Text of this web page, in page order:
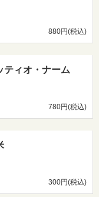
880円(税込)
ティオ・ナーム
780円(税込)
300円(税込)